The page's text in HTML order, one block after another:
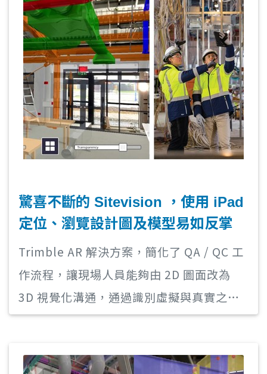
驚喜不斷的 Sitevision ，使用 iPad
定位、瀏覽設計圖及模型易如反掌
Trimble AR 解決方案，簡化了 QA / QC 工
作流程，讓現場人員能夠由 2D 圖面改為
3D 視覺化溝通，通過識別虛擬與真實之間
的衝突，使用者能夠在安裝前對其進行審
錯誤，讓整體工務更有效率地進行，降低因